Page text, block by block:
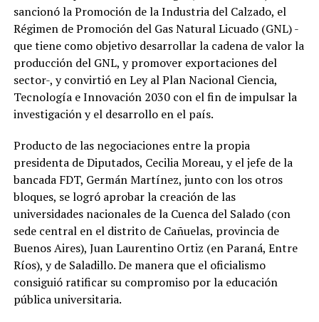
sancionó la Promoción de la Industria del Calzado, el
Régimen de Promoción del Gas Natural Licuado (GNL) -
que tiene como objetivo desarrollar la cadena de valor la
producción del GNL, y promover exportaciones del
sector-, y convirtió en Ley al Plan Nacional Ciencia,
Tecnología e Innovación 2030 con el fin de impulsar la
investigación y el desarrollo en el país.
Producto de las negociaciones entre la propia
presidenta de Diputados, Cecilia Moreau, y el jefe de la
bancada FDT, Germán Martínez, junto con los otros
bloques, se logró aprobar la creación de las
universidades nacionales de la Cuenca del Salado (con
sede central en el distrito de Cañuelas, provincia de
Buenos Aires), Juan Laurentino Ortiz (en Paraná, Entre
Ríos), y de Saladillo. De manera que el oficialismo
consiguió ratificar su compromiso por la educación
pública universitaria.